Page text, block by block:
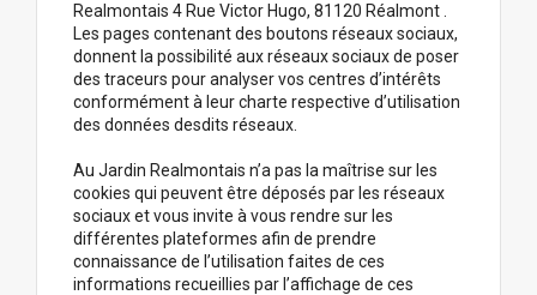
Realmontais 4 Rue Victor Hugo, 81120 Réalmont .
Les pages contenant des boutons réseaux sociaux,
donnent la possibilité aux réseaux sociaux de poser
des traceurs pour analyser vos centres d’intérêts
conformément à leur charte respective d’utilisation
des données desdits réseaux.
Au Jardin Realmontais n’a pas la maîtrise sur les
cookies qui peuvent être déposés par les réseaux
sociaux et vous invite à vous rendre sur les
différentes plateformes afin de prendre
connaissance de l’utilisation faites de ces
informations recueillies par l’affichage de ces